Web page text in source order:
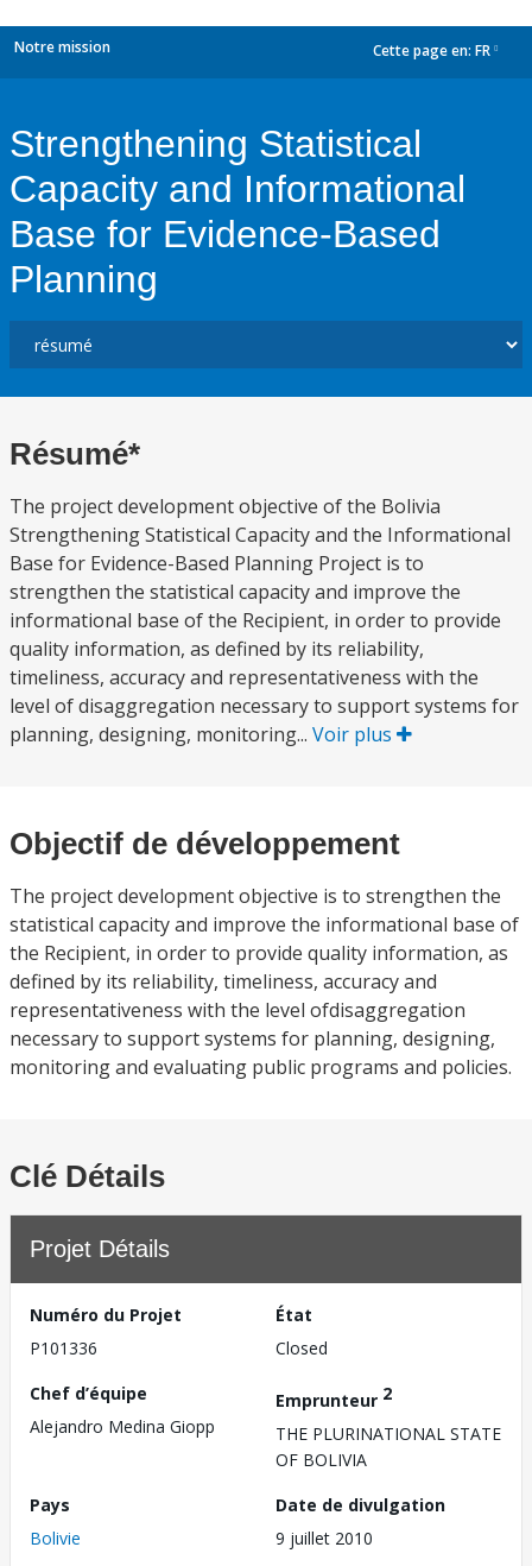
Notre mission Cette page en: FR
Strengthening Statistical
Capacity and Informational
Base for Evidence-Based
Planning
Résumé*
The project development objective of the Bolivia
Strengthening Statistical Capacity and the Informational
Base for Evidence-Based Planning Project is to
strengthen the statistical capacity and improve the
informational base of the Recipient, in order to provide
quality information, as defined by its reliability,
timeliness, accuracy and representativeness with the
level of disaggregation necessary to support systems for
planning, designing, monitoring... Voir plus
Objectif de développement
The project development objective is to strengthen the
statistical capacity and improve the informational base of
the Recipient, in order to provide quality information, as
defined by its reliability, timeliness, accuracy and
representativeness with the level ofdisaggregation
necessary to support systems for planning, designing,
monitoring and evaluating public programs and policies.
Clé Détails
Projet Détails
Numéro du Projet
P101336
État
Closed
Chef d’équipe
Alejandro Medina Giopp
Emprunteur 2
THE PLURINATIONAL STATE
OF BOLIVIA
Pays
Bolivie
Date de divulgation
9 juillet 2010